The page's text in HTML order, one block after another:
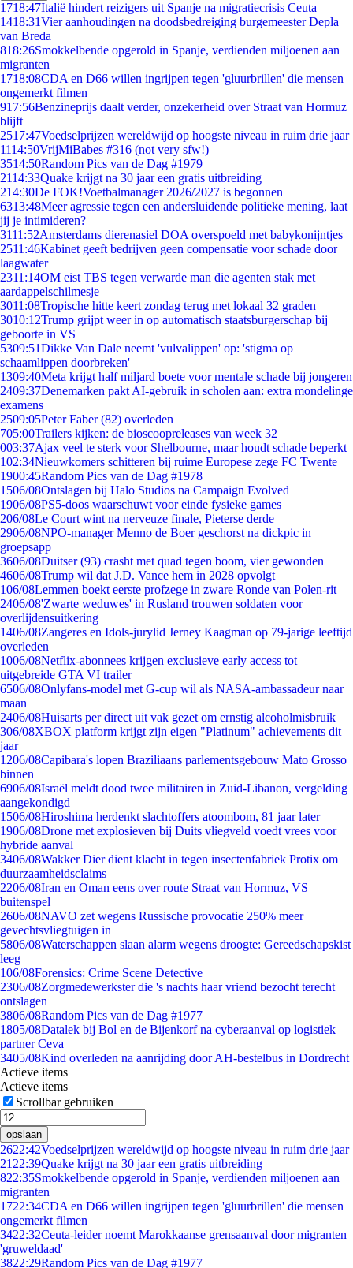
1718:47Italië hindert reizigers uit Spanje na migratiecrisis Ceuta
1418:31Vier aanhoudingen na doodsbedreiging burgemeester Depla
van Breda
818:26Smokkelbende opgerold in Spanje, verdienden miljoenen aan
migranten
1718:08CDA en D66 willen ingrijpen tegen 'gluurbrillen' die mensen
ongemerkt filmen
917:56Benzineprijs daalt verder, onzekerheid over Straat van Hormuz
blijft
2517:47Voedselprijzen wereldwijd op hoogste niveau in ruim drie jaar
1114:50VrijMiBabes #316 (not very sfw!)
3514:50Random Pics van de Dag #1979
2114:33Quake krijgt na 30 jaar een gratis uitbreiding
214:30De FOK!Voetbalmanager 2026/2027 is begonnen
6313:48Meer agressie tegen een andersluidende politieke mening, laat
jij je intimideren?
3111:52Amsterdams dierenasiel DOA overspoeld met babykonijntjes
2511:46Kabinet geeft bedrijven geen compensatie voor schade door
laagwater
2311:14OM eist TBS tegen verwarde man die agenten stak met
aardappelschilmesje
3011:08Tropische hitte keert zondag terug met lokaal 32 graden
3010:12Trump grijpt weer in op automatisch staatsburgerschap bij
geboorte in VS
5309:51Dikke Van Dale neemt 'vulvalippen' op: 'stigma op
schaamlippen doorbreken'
1309:40Meta krijgt half miljard boete voor mentale schade bij jongeren
2409:37Denemarken pakt AI-gebruik in scholen aan: extra mondelinge
examens
2509:05Peter Faber (82) overleden
705:00Trailers kijken: de bioscoopreleases van week 32
003:37Ajax veel te sterk voor Shelbourne, maar houdt schade beperkt
102:34Nieuwkomers schitteren bij ruime Europese zege FC Twente
1900:45Random Pics van de Dag #1978
1506/08Ontslagen bij Halo Studios na Campaign Evolved
1906/08PS5-doos waarschuwt voor einde fysieke games
206/08Le Court wint na nerveuze finale, Pieterse derde
2906/08NPO-manager Menno de Boer geschorst na dickpic in
groepsapp
3606/08Duitser (93) crasht met quad tegen boom, vier gewonden
4606/08Trump wil dat J.D. Vance hem in 2028 opvolgt
106/08Lemmen boekt eerste profzege in zware Ronde van Polen-rit
2406/08'Zwarte weduwes' in Rusland trouwen soldaten voor
overlijdensuitkering
1406/08Zangeres en Idols-jurylid Jerney Kaagman op 79-jarige leeftijd
overleden
1006/08Netflix-abonnees krijgen exclusieve early access tot
uitgebreide GTA VI trailer
6506/08Onlyfans-model met G-cup wil als NASA-ambassadeur naar
maan
2406/08Huisarts per direct uit vak gezet om ernstig alcoholmisbruik
306/08XBOX platform krijgt zijn eigen "Platinum" achievements dit
jaar
1206/08Capibara's lopen Braziliaans parlementsgebouw Mato Grosso
binnen
6906/08Israël meldt dood twee militairen in Zuid-Libanon, vergelding
aangekondigd
1506/08Hiroshima herdenkt slachtoffers atoombom, 81 jaar later
1906/08Drone met explosieven bij Duits vliegveld voedt vrees voor
hybride aanval
3406/08Wakker Dier dient klacht in tegen insectenfabriek Protix om
duurzaamheidsclaims
2206/08Iran en Oman eens over route Straat van Hormuz, VS
buitenspel
2606/08NAVO zet wegens Russische provocatie 250% meer
gevechtsvliegtuigen in
5806/08Waterschappen slaan alarm wegens droogte: Gereedschapskist
leeg
106/08Forensics: Crime Scene Detective
2306/08Zorgmedewerkster die 's nachts haar vriend bezocht terecht
ontslagen
3806/08Random Pics van de Dag #1977
1805/08Datalek bij Bol en de Bijenkorf na cyberaanval op logistiek
partner Ceva
3405/08Kind overleden na aanrijding door AH-bestelbus in Dordrecht
Actieve items
Actieve items
Scrollbar gebruiken
opslaan
2622:42Voedselprijzen wereldwijd op hoogste niveau in ruim drie jaar
21 22:39Quake krijgt na 30 jaar een gratis uitbreiding
822:35Smokkelbende opgerold in Spanje, verdienden miljoenen aan
migranten
1722:34CDA en D66 willen ingrijpen tegen 'gluurbrillen' die mensen
ongemerkt filmen
3422:32Ceuta-leider noemt Marokkaanse grensaanval door migranten
'gruweldaad'
3822:29Random Pics van de Dag #1977